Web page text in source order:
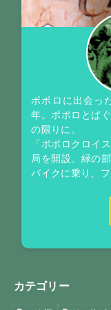
ポポロに出会っ
年。ポポロとぱ
の限りに。
「ポポロクロイ
局を開設。緑の
バイクに乗り、
カテゴリー